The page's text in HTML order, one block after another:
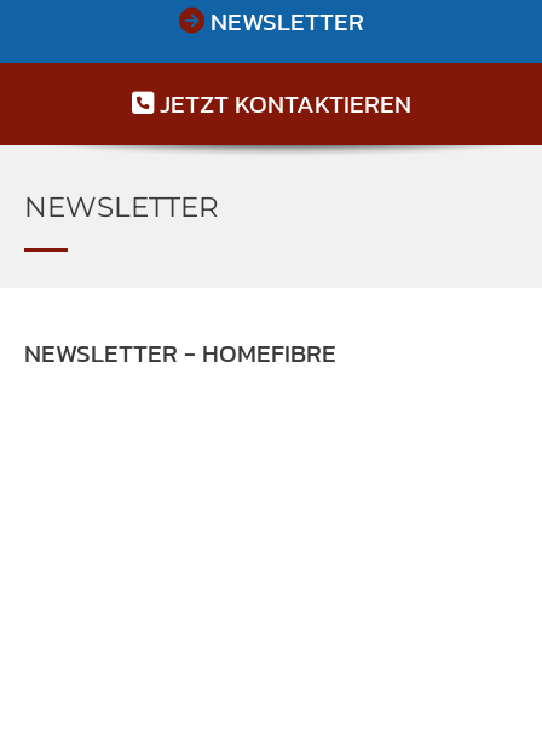
NEWSLETTER
 JETZT KONTAKTIEREN
NEWSLETTER
NEWSLETTER - HOMEFIBRE